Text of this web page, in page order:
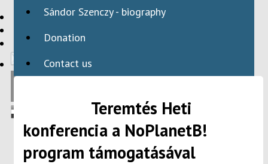
HBAID
INTERNATIONAL PROGRAMS
Sándor Szenczy - biography
Donation
Contact us
Teremtés Heti
konferencia a NoPlanetB!
program támogatásával